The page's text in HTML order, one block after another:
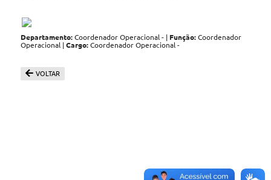
Departamento: Coordenador Operacional - | Função: Coordenador
Operacional |Cargo: Coordenador Operacional -
VOLTAR